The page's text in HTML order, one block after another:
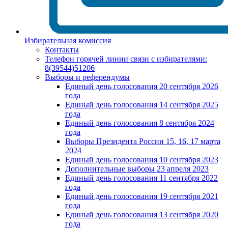
Избирательная комиссия
Контакты
Телефон горячей линии связи с избирателями:
8(39544)51206
Выборы и референдумы
Единый день голосования 20 сентября 2026
года
Единый день голосования 14 сентября 2025
года
Единый день голосования 8 сентября 2024
года
Выборы Президента России 15, 16, 17 марта
2024
Единый день голосования 10 сентября 2023
Дополнительные выборы 23 апреля 2023
Единый день голосования 11 сентября 2022
года
Единый день голосования 19 сентября 2021
года
Единый день голосования 13 сентября 2020
года